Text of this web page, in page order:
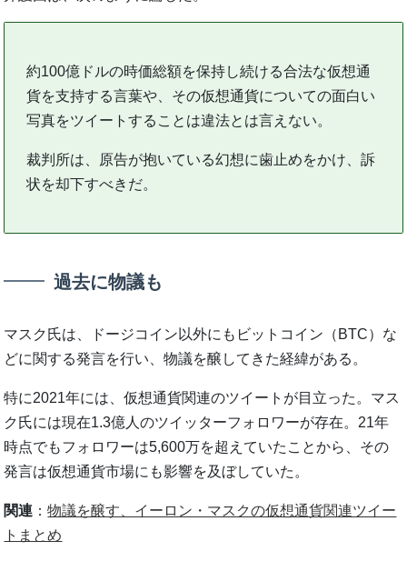
約100億ドルの時価総額を保持し続ける合法な仮想通
貨を支持する言葉や、その仮想通貨についての面白い
写真をツイートすることは違法とは言えない。
裁判所は、原告が抱いている幻想に歯止めをかけ、訴
状を却下すべきだ。
過去に物議も
マスク氏は、ドージコイン以外にもビットコイン（BTC）な
どに関する発言を行い、物議を醸してきた経緯がある。
特に2021年には、仮想通貨関連のツイートが目立った。マス
ク氏には現在1.3億人のツイッターフォロワーが存在。21年
時点でもフォロワーは5,600万を超えていたことから、その
発言は仮想通貨市場にも影響を及ぼしていた。
関連 ：物議を醸す、イーロン・マスクの仮想通貨関連ツイー
トまとめ